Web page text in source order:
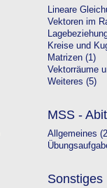
Lineare
Vektoren im
Kreise und
Matrizen (1)
Vektorräume
Weiteres (5)
MSS -
Allgemeines
Sonstiges